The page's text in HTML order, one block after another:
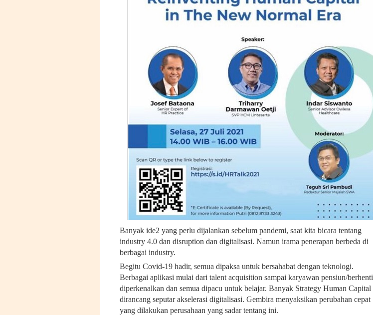
Banyak ide2 yang perlu dijalankan sebelum pandemi, saat kita bicara tentang
industry 4.0 dan disruption dan digitalisasi. Namun irama penerapan berbeda di
berbagai industry.
Begitu Covid-19 hadir, semua dipaksa untuk bersahabat dengan teknologi.
Berbagai aplikasi mulai dari talent acquisition sampai karyawan pensiun/berhenti
diperkenalkan dan semua dipacu untuk belajar. Banyak Strategy Human Capital
dirancang seputar akselerasi digitalisasi. Gembira menyaksikan perubahan cepat
yang dilakukan perusahaan yang sadar tentang ini.